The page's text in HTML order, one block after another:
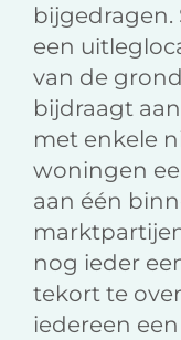
bijgedragen.
een
van de
bijdraagt
met enkele
woningen
aan één
nog ieder
tekort te
iedereen